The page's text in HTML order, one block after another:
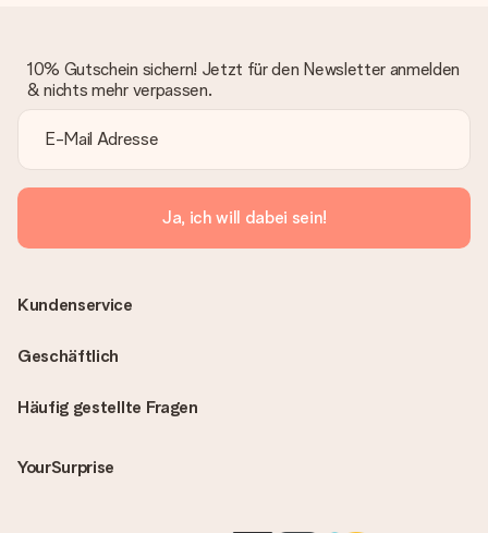
10% Gutschein sichern! Jetzt für den Newsletter anmelden
& nichts mehr verpassen.
Ja, ich will dabei sein!
Häufig gestellte Fragen
YourSurprise
Kundenservice
Geschäftlich